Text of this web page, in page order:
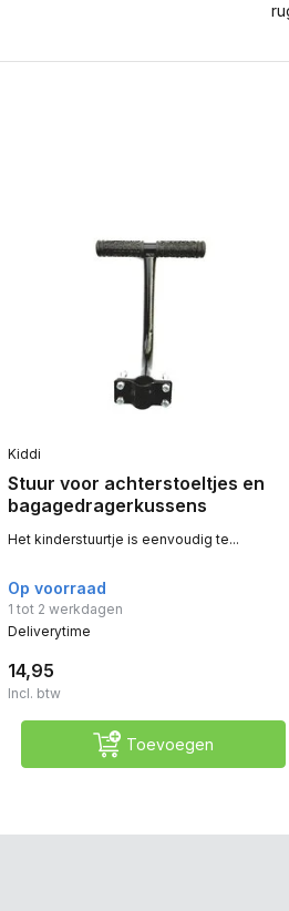
Kiddi
Stuur voor achterstoeltjes en
bagagedragerkussens
Het kinderstuurtje is eenvoudig te...
Op voorraad
1 tot 2 werkdagen
Deliverytime
14,95
Incl. btw
Toevoegen